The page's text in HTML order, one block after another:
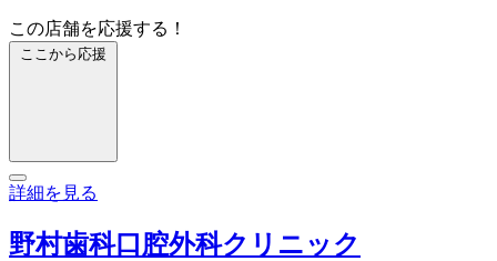
この店舗を応援する！
ここから応援
詳細を見る
野村歯科口腔外科クリニック